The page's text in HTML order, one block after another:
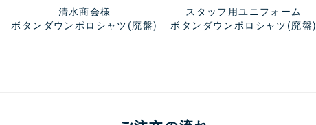
清水商会様
ボタンダウンポロシャツ (廃盤)
スタッフ用ユニフォーム
ボタンダウンポロシャツ (廃盤)